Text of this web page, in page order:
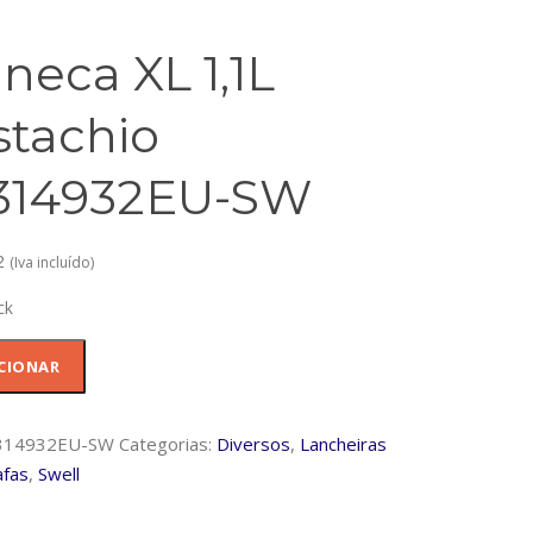
XL 1,1L
SW
(Iva incluído)
SW Categorias: Diversos, Lancheiras
, Swell